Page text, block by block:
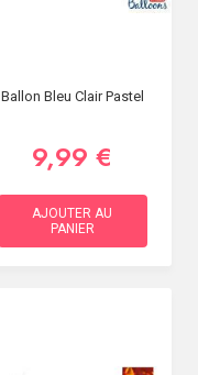
Ballon Bleu Clair Pastel
9,99 €
AJOUTER AU
PANIER